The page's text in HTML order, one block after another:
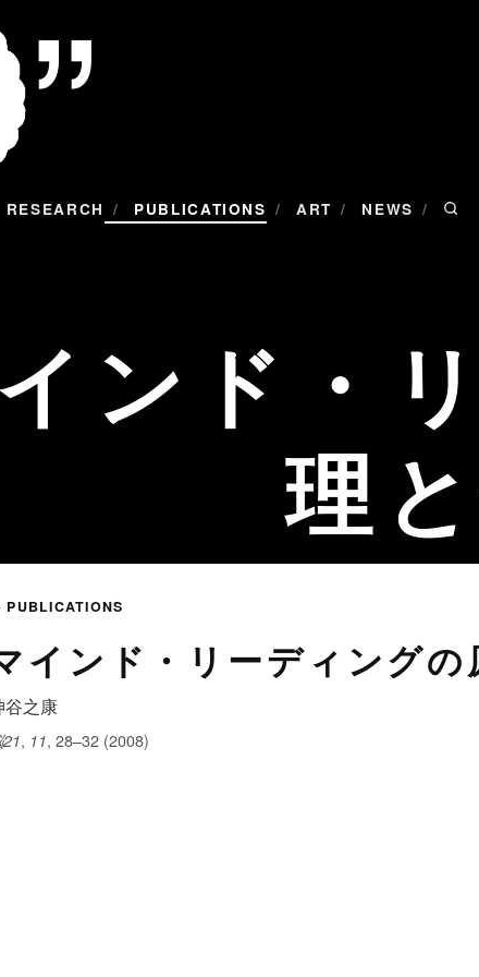
RESEARCH / PUBLICATIONS / ART / NEWS /
ンド・
理
インド・リーディングの
谷之康
21, 11, 28–32 (2008)